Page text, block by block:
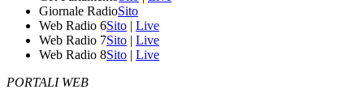
Giornale RadioSito
Web Radio 6Sito | Live
Web Radio 7Sito | Live
Web Radio 8Sito | Live
PORTALI WEB